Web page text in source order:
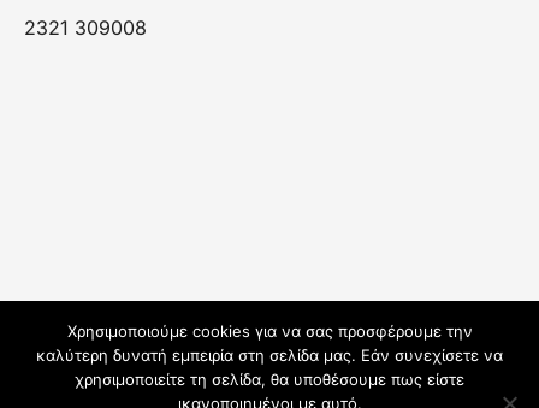
2321 309008
Χρησιμοποιούμε cookies για να σας προσφέρουμε την
καλύτερη δυνατή εμπειρία στη σελίδα μας. Εάν συνεχίσετε να
χρησιμοποιείτε τη σελίδα, θα υποθέσουμε πως είστε
ικανοποιημένοι με αυτό.